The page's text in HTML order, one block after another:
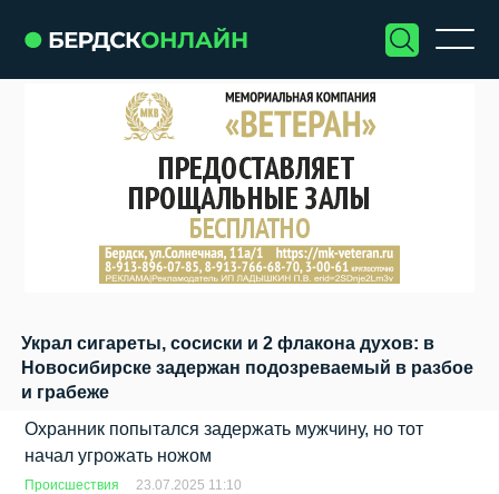
Украл сигареты, сосиски и 2 флакона духов: в
Новосибирске задержан подозреваемый в разбое
и грабеже
Охранник попытался задержать мужчину, но тот
начал угрожать ножом
Происшествия
23.07.2025 11:10